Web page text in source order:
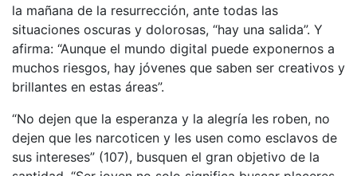
la mañana de la resurrección, ante todas las
situaciones oscuras y dolorosas, “hay una salida”. Y
afirma: “Aunque el mundo digital puede exponernos a
muchos riesgos, hay jóvenes que saben ser creativos y
brillantes en estas áreas”.
“No dejen que la esperanza y la alegría les roben, no
dejen que les narcoticen y les usen como esclavos de
sus intereses” (107), busquen el gran objetivo de la